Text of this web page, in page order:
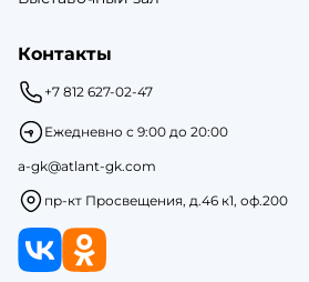
Контакты
+7 812 627-02-47
Ежедневно с 9:00 до 20:00
a-gk@atlant-gk.com
пр-кт Просвещения, д.46 к1, оф.200